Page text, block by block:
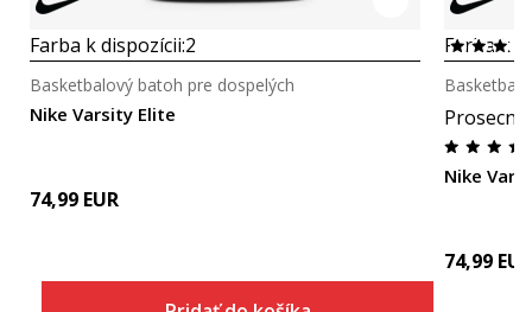
Farba k dispozícii:2
Nike Varsity Elite
Basketbalový batoh pre dospelých
74,99 EUR
Farba k
Nike
74,99 EUR